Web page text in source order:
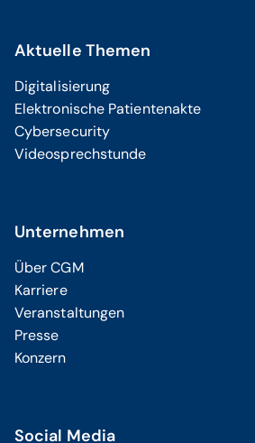
Aktuelle Themen
Digitalisierung
Elektronische Patientenakte
Cybersecurity
Videosprechstunde
Unternehmen
Über CGM
Karriere
Veranstaltungen
Presse
Konzern
Social Media